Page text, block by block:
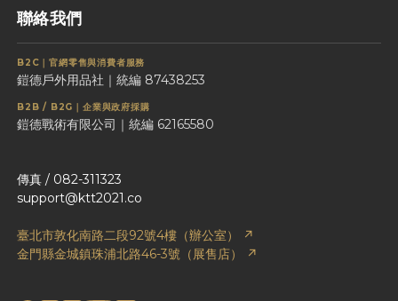
聯絡我們
B2C｜官網零售與消費者服務
鎧德戶外用品社｜統編 87438253
B2B / B2G｜企業與政府採購
鎧德戰術有限公司｜統編 62165580
傳真 / 082-311323
support@ktt2021.co
臺北市敦化南路二段92號4樓（辦公室） ↗
金門縣金城鎮珠浦北路46-3號（展售店） ↗